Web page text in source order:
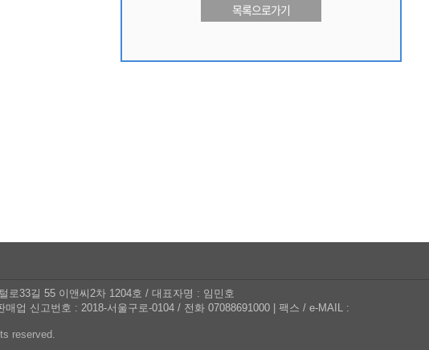
목록으로가기
로33길 55 이앤씨2차 1204호 / 대표자명 : 임민호
매업 신고번호 : 2018-서울구로-0104 / 전화 07088691000 팩스 / e-MAIL :
reserved.